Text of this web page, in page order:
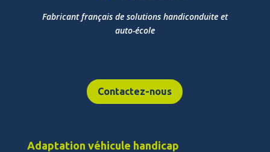
Fabricant français de solutions handiconduite et
auto-école
Contactez-nous
Adaptation véhicule handicap